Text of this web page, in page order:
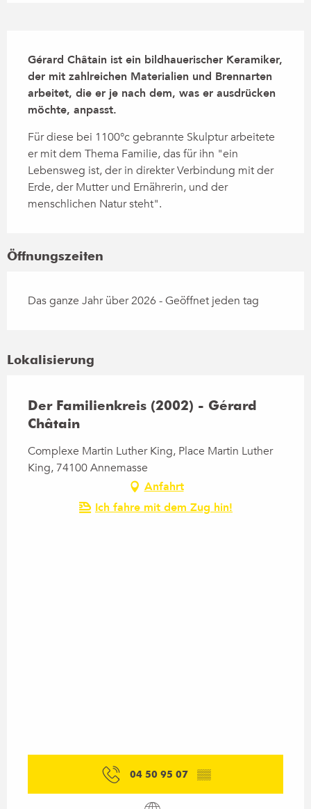
Gérard Châtain ist ein bildhauerischer Keramiker,
der mit zahlreichen Materialien und Brennarten
arbeitet, die er je nach dem, was er ausdrücken
möchte, anpasst.
Für diese bei 1100°c gebrannte Skulptur arbeitete
er mit dem Thema Familie, das für ihn "ein
Lebensweg ist, der in direkter Verbindung mit der
Erde, der Mutter und Ernährerin, und der
menschlichen Natur steht".
Öffnungszeiten
Das ganze Jahr über 2026 - Geöffnet jeden tag
Lokalisierung
Der Familienkreis (2002) - Gérard
Châtain
Complexe Martin Luther King, Place Martin Luther
King, 74100 Annemasse
Anfahrt
Ich fahre mit dem Zug hin!
04 50 95 07 ▒▒